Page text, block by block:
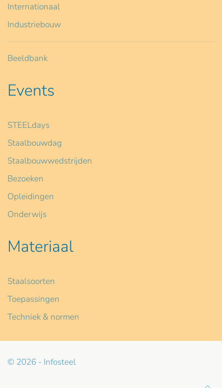
Internationaal
Industriebouw
Beeldbank
Events
STEELdays
Staalbouwdag
Staalbouwwedstrijden
Bezoeken
Opleidingen
Onderwijs
Materiaal
Staalsoorten
Toepassingen
Techniek & normen
© 2026 - Infosteel